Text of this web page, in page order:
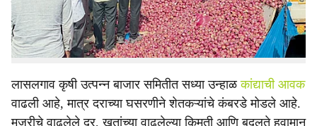
पडल्यावर सरकारला शेतकरी दिसत नाही का?’’ अशी उद्विग्नता
राजापूर (ता.येवला) येथील कांदा उत्पादक शेतकरी ज्ञानेश्वर विंचू
यांनी व्यक्त केली.
लासलगाव कृषी उत्पन्न बाजार समितीत सध्या उन्हाळकांद्याची आवक
वाढली आहे, मात्र दराच्या घसरणीने शेतकऱ्यांचे कंबरडे मोडले आहे.
मजुरीचे वाढलेले दर, खतांच्या वाढलेल्या किमती आणि बदलते हवामान